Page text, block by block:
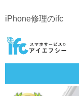
iPhone修理のifc